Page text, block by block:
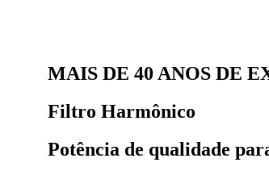
MAIS DE 40 ANOS DE
Filtro Harmônico
Potência de qualidade